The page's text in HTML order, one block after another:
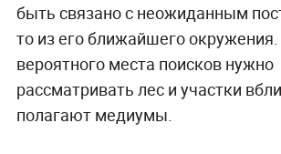
быть связано с неожиданным
то из его ближайшего окружения.
вероятного места поисков нужно
рассматривать лес и участки
полагают медиумы.